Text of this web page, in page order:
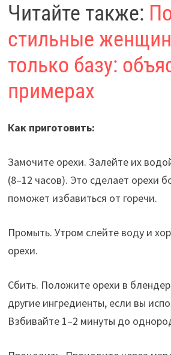
Читайте также:
стильные
только базу:
примерах
Как приготовить:
Замочите орехи. Залейте их
(8–12 часов). Это сделает орехи
поможет избавиться от горечи.
Промыть. Утром слейте воду и
орехи.
Сбить. Положите орехи в
другие ингредиенты, если вы
Взбивайте 1–2 минуты до